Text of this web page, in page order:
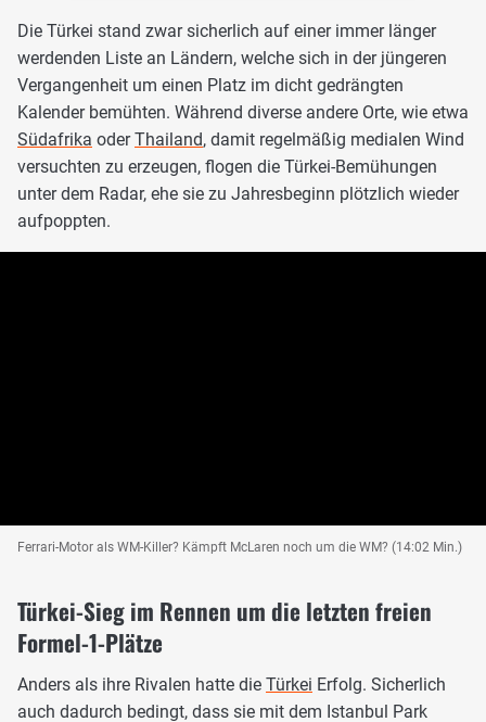
Die Türkei stand zwar sicherlich auf einer immer länger
werdenden Liste an Ländern, welche sich in der jüngeren
Vergangenheit um einen Platz im dicht gedrängten
Kalender bemühten. Während diverse andere Orte, wie etwa
Südafrika oderThailand, damit regelmäßig medialen Wind
versuchten zu erzeugen, flogen die Türkei-Bemühungen
unter dem Radar, ehe sie zu Jahresbeginn plötzlich wieder
aufpoppten.
Ferrari-Motor als WM-Killer? Kämpft McLaren noch um die WM? (14:02 Min.)
Türkei-Sieg im Rennen um die letzten freien
Formel-1-Plätze
Anders als ihre Rivalen hatte die Türkei Erfolg. Sicherlich
auch dadurch bedingt, dass sie mit dem Istanbul Park